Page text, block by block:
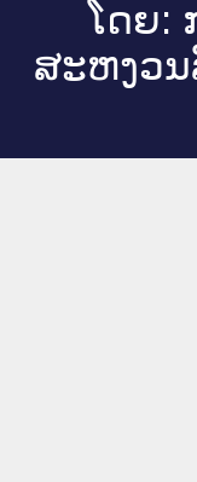
ໂດຍ:
ສະ​ຫງວນ​